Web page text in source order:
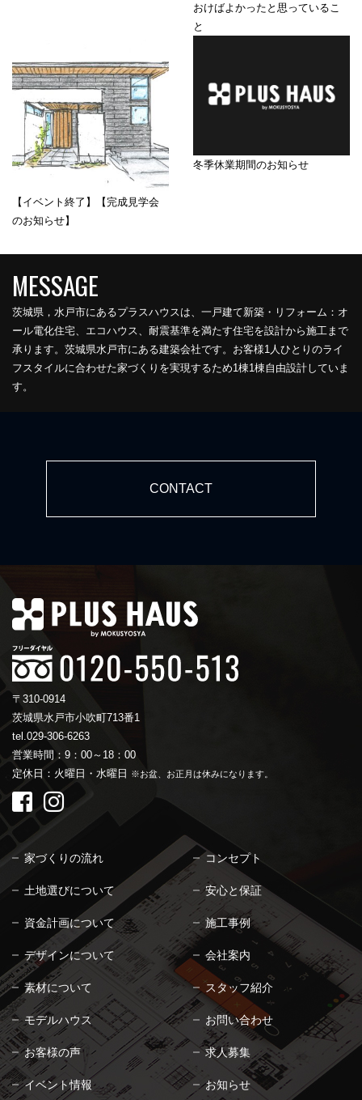
おけばよかったと思っているこ
と
【イベント終了】【完成見学会
のお知らせ】
冬季休業期間のお知らせ
茨城県，水戸市にあるプラスハウスは、一戸建て新築・リフォーム：オ
ール電化住宅、エコハウス、耐震基準を満たす住宅を設計から施工まで
承ります。茨城県水戸市にある建築会社です。お客様1人ひとりのライ
フスタイルに合わせた家づくりを実現するため1棟1棟自由設計していま
す。
CONTACT
〒310-0914
茨城県水戸市小吹町713番1
tel.029-306-6263
営業時間：9：00～18：00
定休日：火曜日・水曜日
※お盆、お正月は休みになります。
家づくりの流れ
土地選びについて
資金計画について
デザインについて
素材について
コンセプト
安心と保証
施工事例
会社案内
スタッフ紹介
モデルハウス
お客様の声
イベント情報
お問い合わせ
求人募集
お知らせ